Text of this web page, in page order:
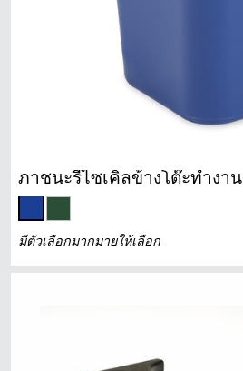
ภาชนะรีไซเคิลข้างโต๊ะทำงาน
มีตัวเลือกมากมายให้เลือก